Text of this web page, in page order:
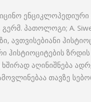
ენციკლოპედიური
პათოლოგი; A.
ავთვისებიანი
ჰისტიოციტების ზრდის
აღინიშნება
თავზე